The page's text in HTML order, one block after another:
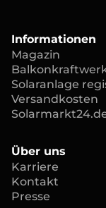
Informationen
Magazin
Solaranlage
Versandkosten
Über uns
Karriere
Kontakt
Presse